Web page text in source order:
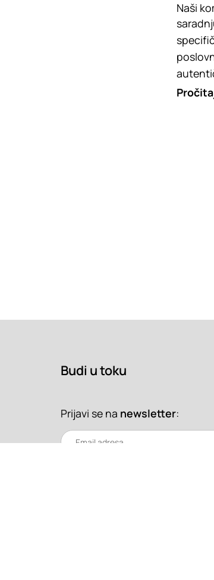
Naši
Budi u toku
Prijavi se na newsletter: